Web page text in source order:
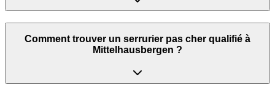
Comment trouver un serrurier pas cher qualifié à
Mittelhausbergen ?